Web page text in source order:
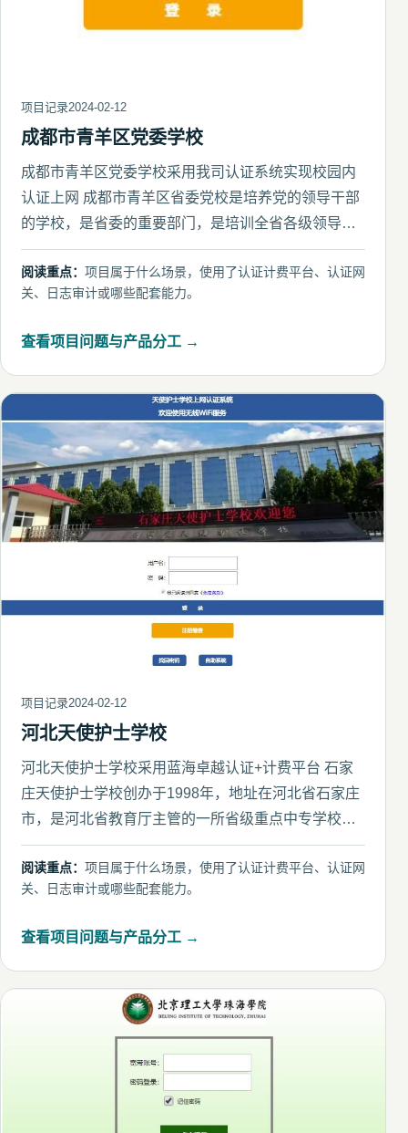
项目记录2024-02-12
成都市青羊区党委学校
成都市青羊区党委学校采用我司认证系统实现校园内
认证上网 成都市青羊区省委党校是培养党的领导干部
的学校，是省委的重要部门，是培训全省各级领导干
部的主渠道，是党的思
阅读重点： 项目属于什么场景，使用了认证计费平台、认证网
关、日志审计或哪些配套能力。
查看项目问题与产品分工 →
项目记录2024-02-12
河北天使护士学校
河北天使护士学校采用蓝海卓越认证+计费平台 石家
庄天使护士学校创办于1998年，地址在河北省石家庄
市，是河北省教育厅主管的一所省级重点中专学校。
在校生4300余
阅读重点： 项目属于什么场景，使用了认证计费平台、认证网
关、日志审计或哪些配套能力。
查看项目问题与产品分工 →